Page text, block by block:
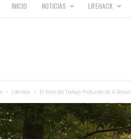
A
INICIO NOTICIAS LIFEHACK
LifeHack El Reto del Trabajo Profundo de 4